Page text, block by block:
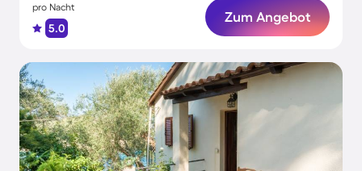
pro Nacht
5.0
Zum Angebot